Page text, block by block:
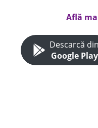
Află
Descarcă din
Google Play